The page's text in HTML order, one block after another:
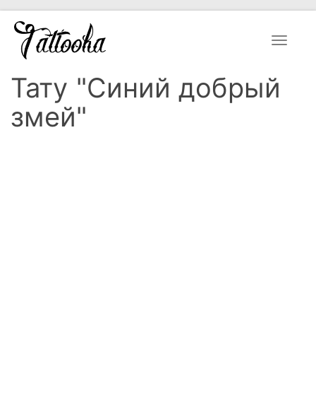
Toggle
Тату "Синий добрый
змей"